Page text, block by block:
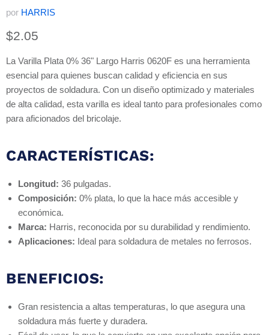
por HARRIS
Precio actual
$2.05
La Varilla Plata 0% 36" Largo Harris 0620F es una herramienta
esencial para quienes buscan calidad y eficiencia en sus
proyectos de soldadura. Con un diseño optimizado y materiales
de alta calidad, esta varilla es ideal tanto para profesionales como
para aficionados del bricolaje.
CARACTERÍSTICAS:
Longitud: 36 pulgadas.
Composición: 0% plata, lo que la hace más accesible y
económica.
Marca: Harris, reconocida por su durabilidad y rendimiento.
Aplicaciones: Ideal para soldadura de metales no ferrosos.
BENEFICIOS:
Gran resistencia a altas temperaturas, lo que asegura una
soldadura más fuerte y duradera.